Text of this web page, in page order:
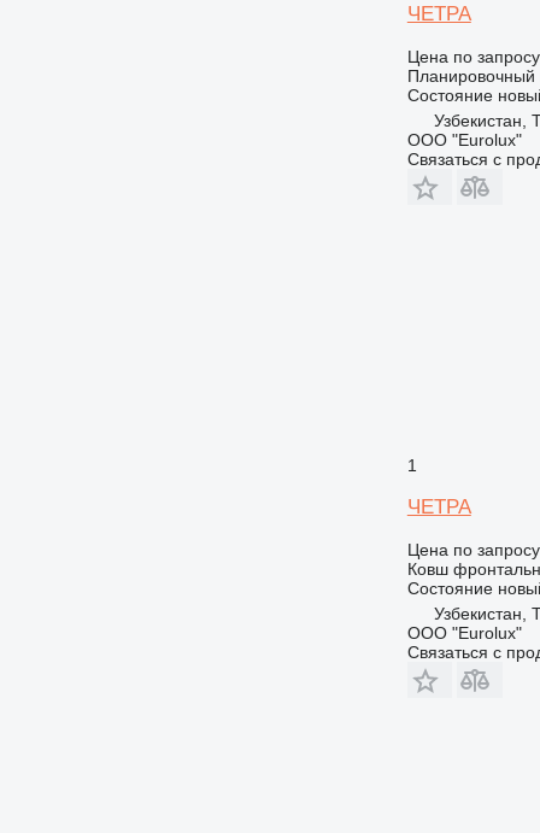
ЧЕТРА
Цена по запросу
Планировочный
Состояние
Узбекистан,
ООО "Eurolux"
Связаться с
1
ЧЕТРА
Цена по запросу
Ковш
Состояние
Узбекистан,
ООО "Eurolux"
Связаться с